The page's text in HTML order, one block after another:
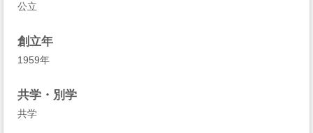
公立
創立年
1959年
共学・別学
共学